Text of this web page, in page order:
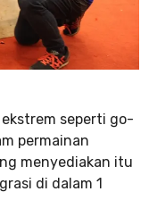
seperti go-
permainan
menyediakan itu
di dalam 1